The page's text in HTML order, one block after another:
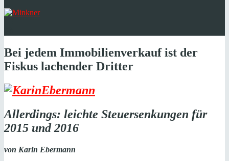
Bei jedem Immobilienverkauf ist der
Fiskus lachender Dritter
Allerdings: leichte Steuersenkungen für
2015 und 2016
von Karin Ebermann